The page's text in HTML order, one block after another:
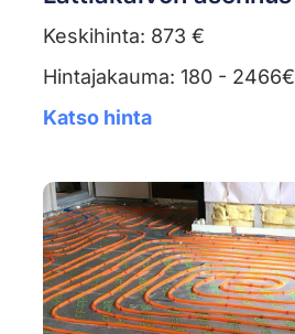
Keskihinta: 873 €
Hintajakauma: 180 - 2466€
Katso hinta